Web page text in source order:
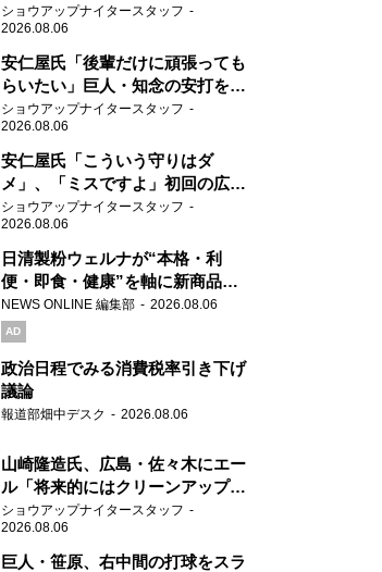
来て勉強はない」
ショウアップナイタースタッフ
2026.08.06
安仁屋氏「後輩だけに頑張っても
らいたい」巨人・知念の安打を喜
ぶ
ショウアップナイタースタッフ
2026.08.06
安仁屋氏「こういう守りはダ
メ」、「ミスですよ」初回の広島
の守備に苦言
ショウアップナイタースタッフ
2026.08.06
日清製粉ウェルナが“本格・利
便・即食・健康”を軸に新商品を
展開 「マ・マー」「青の洞窟」
ブランドを強化
NEWS ONLINE 編集部 2026.08.06
政治日程でみる消費税率引き下げ
議論
報道部畑中デスク 2026.08.06
山崎隆造氏、広島・佐々木にエー
ル「将来的にはクリーンアップを
任せられるくらいまでは成長し
て」
ショウアップナイタースタッフ
2026.08.06
巨人・笹原、右中間の打球をスラ